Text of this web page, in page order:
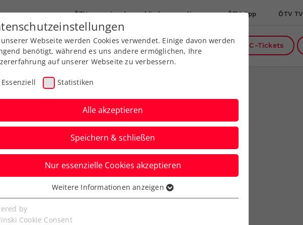
ÖTV Landesverbände News ÖTV App ÖTV TV
Ausbildung Services Über uns DC-Tickets
Traumhafte
Day
Webseite werden Cookies verwendet. Einige davon werden
benötigt, während es uns andere ermöglichen, Ihre
auf unserer Webseite zu verbessern.
Essenziell Statistiken
Alle akzeptieren
Speichern & schließen
Nur essenzielle Cookies akzeptieren
Cookies werden für grundlegende Funktionen der
benötigt. Dadurch ist gewährleistet, dass die Webseite
Weitere Informationen anzeigen
by
Cookie Consent